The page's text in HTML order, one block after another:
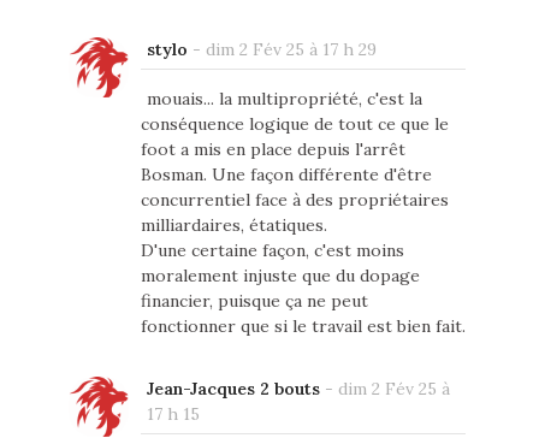
stylo - dim 2 Fév 25 à 17 h 29
mouais... la multipropriété, c'est la
conséquence logique de tout ce que le
foot a mis en place depuis l'arrêt
Bosman. Une façon différente d'être
concurrentiel face à des propriétaires
milliardaires, étatiques.
D'une certaine façon, c'est moins
moralement injuste que du dopage
financier, puisque ça ne peut
fonctionner que si le travail est bien fait.
Jean-Jacques 2 bouts- dim 2 Fév 25 à
17 h 15